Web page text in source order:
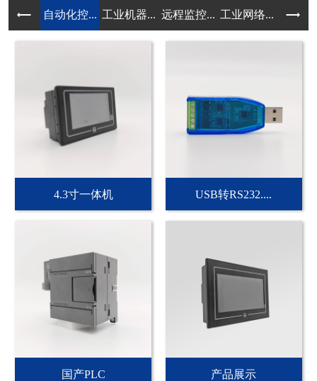
自动化控... 工业机器... 远程监控... 工业网络... 传感
4.3寸一体机 USB转RS232....
国产PLC 产品展示